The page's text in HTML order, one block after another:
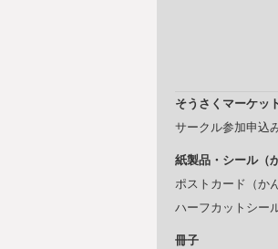
そうさくマーケッ
サークル参加申込
紙製品・シール（
ポストカード（か
ハーフカットシー
冊子